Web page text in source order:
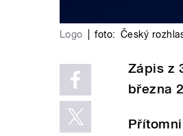
Logo foto: Český
Zápis z
března